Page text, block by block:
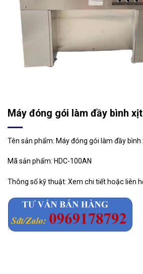
Máy đóng gói làm đầy bình xịt
Tên sản phẩm: Máy đóng gói làm đầy bình
Mã sản phẩm: HDC-100AN
Thông số kỹ thuật: Xem chi tiết hoặc liên